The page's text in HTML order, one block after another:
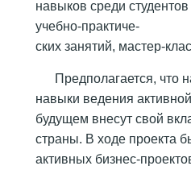
навыков среди
учебно-практиче-
ских занятий, мастер-
Предполагается, что
навыки ведения
будущем внесут свой
страны. В ходе проекта
активных бизнес-